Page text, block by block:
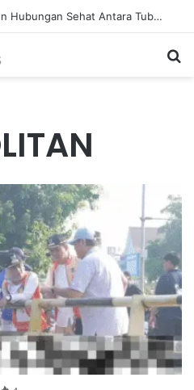
Diet Fleksibel Membangun Hubungan Sehat Antara Tubuh dan Makanan Sehari-hari